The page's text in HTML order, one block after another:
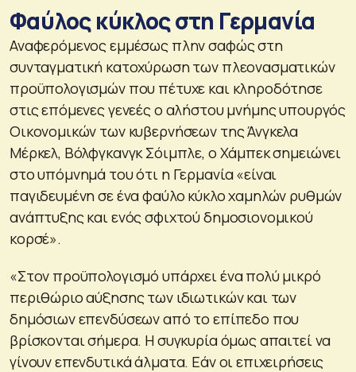
Φαύλος κύκλος στη Γερμανία
Αναφερόμενος εμμέσως πλην σαφώς στη
συνταγματική κατοχύρωση των πλεονασματικών
προϋπολογισμών που πέτυχε και κληροδότησε
στις επόμενες γενεές ο αλήστου μνήμης υπουργός
Οικονομικών των κυβερνήσεων της Άνγκελα
Μέρκελ, Βόλφγκανγκ Σόιμπλε, ο Χάμπεκ σημειώνει
στο υπόμνημά του ότι η Γερμανία «είναι
παγιδευμένη σε ένα φαύλο κύκλο χαμηλών ρυθμών
ανάπτυξης και ενός σφιχτού δημοσιονομικού
κορσέ».
«Στον προϋπολογισμό υπάρχει ένα πολύ μικρό
περιθώριο αύξησης των ιδιωτικών και των
δημόσιων επενδύσεων από το επίπεδο που
βρίσκονται σήμερα. Η συγκυρία όμως απαιτεί να
γίνουν επενδυτικά άλματα. Εάν οι επιχειρήσεις